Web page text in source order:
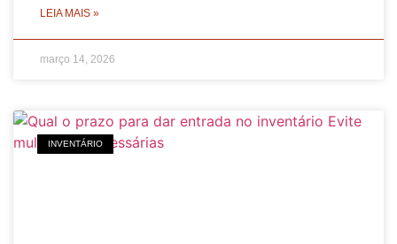
LEIA MAIS »
março 14, 2026
INVENTÁRIO